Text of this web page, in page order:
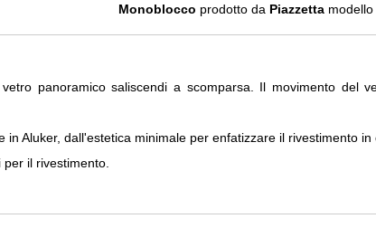
Monoblocco prodotto da Piazzetta modello
panoramico saliscendi a scomparsa. Il movimento del
in Aluker, dall'estetica minimale per enfatizzare il rivestimento in
il rivestimento.